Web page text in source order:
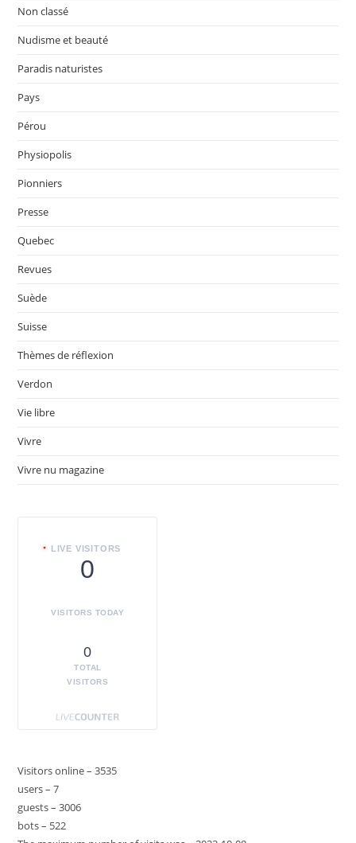
Non classé
Nudisme et beauté
Paradis naturistes
Pays
Pérou
Physiopolis
Pionniers
Presse
Quebec
Revues
Suède
Suisse
Thèmes de réflexion
Verdon
Vie libre
Vivre
Vivre nu magazine
LIVE VISITORS
0
VISITORS TODAY
0
TOTAL
VISITORS
Visitors online – 3535
users – 7
guests – 3006
bots – 522